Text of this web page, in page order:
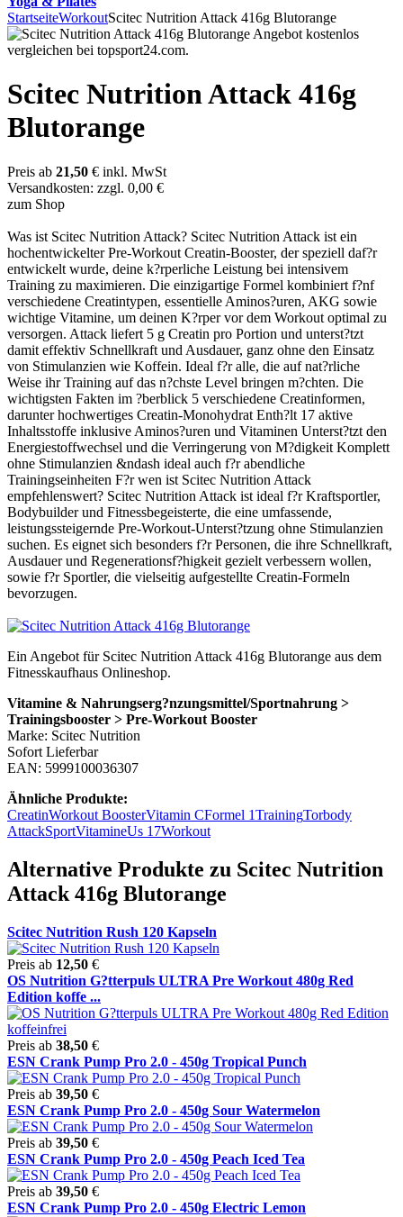
StartseiteWorkoutScitec Nutrition Attack 416g Blutorange
Scitec Nutrition Attack 416g
Blutorange
Preis ab 21,50 € inkl. MwSt
Versandkosten: zzgl. 0,00 €
zum Shop
Was ist Scitec Nutrition Attack? Scitec Nutrition Attack ist ein
hochentwickelter Pre-Workout Creatin-Booster, der speziell daf?r
entwickelt wurde, deine k?rperliche Leistung bei intensivem
Training zu maximieren. Die einzigartige Formel kombiniert f?nf
verschiedene Creatintypen, essentielle Aminos?uren, AKG sowie
wichtige Vitamine, um deinen K?rper vor dem Workout optimal zu
versorgen. Attack liefert 5 g Creatin pro Portion und unterst?tzt
damit effektiv Schnellkraft und Ausdauer, ganz ohne den Einsatz
von Stimulanzien wie Koffein. Ideal f?r alle, die auf nat?rliche
Weise ihr Training auf das n?chste Level bringen m?chten. Die
wichtigsten Fakten im ?berblick 5 verschiedene Creatinformen,
darunter hochwertiges Creatin-Monohydrat Enth?lt 17 aktive
Inhaltsstoffe inklusive Aminos?uren und Vitaminen Unterst?tzt den
Energiestoffwechsel und die Verringerung von M?digkeit Komplett
ohne Stimulanzien &ndash ideal auch f?r abendliche
Trainingseinheiten F?r wen ist Scitec Nutrition Attack
empfehlenswert? Scitec Nutrition Attack ist ideal f?r Kraftsportler,
Bodybuilder und Fitnessbegeisterte, die eine umfassende,
leistungssteigernde Pre-Workout-Unterst?tzung ohne Stimulanzien
suchen. Es eignet sich besonders f?r Personen, die ihre Schnellkraft,
Ausdauer und Regenerationsf?higkeit gezielt verbessern wollen,
sowie f?r Sportler, die vielseitig aufgestellte Creatin-Formeln
bevorzugen.
Ein Angebot für Scitec Nutrition Attack 416g Blutorange aus dem
Fitnesskaufhaus Onlineshop.
Vitamine & Nahrungserg?nzungsmittel/Sportnahrung >
Trainingsbooster > Pre-Workout Booster
Marke: Scitec Nutrition
Sofort Lieferbar
EAN: 5999100036307
Ähnliche Produkte:
CreatinWorkout BoosterVitamin CFormel 1TrainingTorbody
AttackSportVitamineUs 17Workout
Alternative Produkte zu Scitec Nutrition
Attack 416g Blutorange
Scitec Nutrition Rush 120 Kapseln
Preis ab 12,50 €
OS Nutrition G?tterpuls ULTRA Pre Workout 480g Red
Edition koffe ...
Preis ab 38,50 €
ESN Crank Pump Pro 2.0 - 450g Tropical Punch
Preis ab 39,50 €
ESN Crank Pump Pro 2.0 - 450g Sour Watermelon
Preis ab 39,50 €
ESN Crank Pump Pro 2.0 - 450g Peach Iced Tea
Preis ab 39,50 €
ESN Crank Pump Pro 2.0 - 450g Electric Lemon